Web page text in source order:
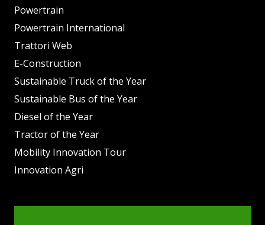
Powertrain
Powertrain International
Trattori Web
E-Construction
Sustainable Truck of the Year
Sustainable Bus of the Year
Diesel of the Year
Tractor of the Year
Mobility Innovation Tour
Innovation Agri